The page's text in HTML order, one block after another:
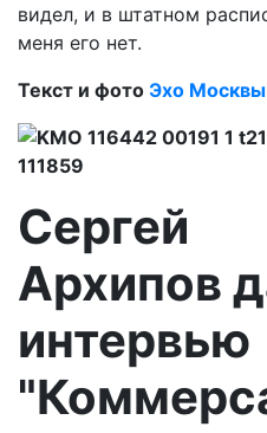
видел, и в штатном
меня его нет.
Текст и фото Эхо Москвы
Сергей
Архипов
интервью